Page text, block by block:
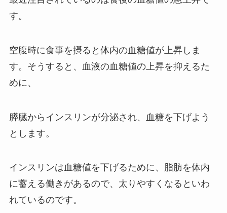
す。
空腹時に食事を摂ると体内の血糖値が上昇しま
す。そうすると、血液の血糖値の上昇を抑えるた
めに、
膵臓からインスリンが分泌され、血糖を下げよう
とします。
インスリンは血糖値を下げるために、脂肪を体内
に蓄える働きがあるので、太りやすくなるといわ
れているのです。